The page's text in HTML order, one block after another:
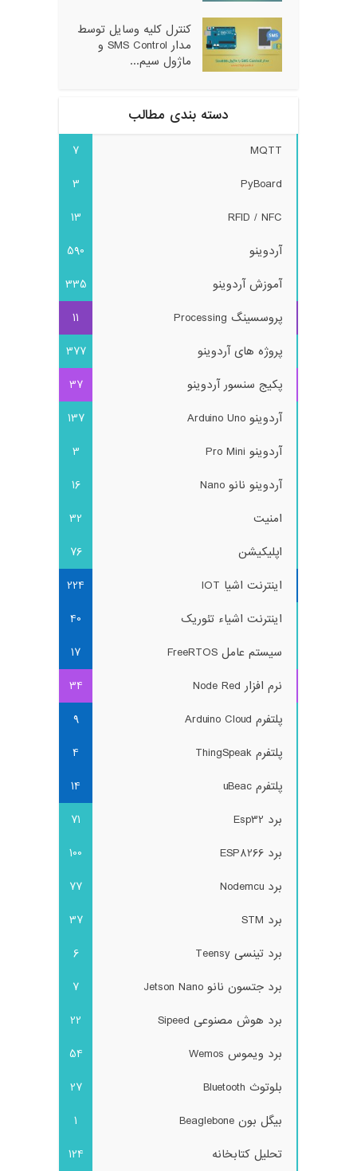
کنترل کلیه وسایل توسط
مدار SMS Control و
ماژول سیم...
دسته بندی مطالب
MQTT
7
PyBoard
3
RFID / NFC
13
آردوینو
590
آموزش آردوینو
335
پروسسینگ Processing
11
پروژه های آردوینو
377
پکیج سنسور آردوینو
37
آردوینو Arduino Uno
137
آردوینو Pro Mini
3
آردوینو نانو Nano
16
امنیت
32
اپلیکیشن
76
اینترنت اشیا IOT
224
اینترنت اشیاء تئوریک
40
سیستم عامل FreeRTOS
17
نرم افزار Node Red
34
پلتفرم Arduino Cloud
9
پلتفرم ThingSpeak
4
پلتفرم uBeac
14
برد Esp32
71
برد ESP8266
100
برد Nodemcu
77
برد STM
37
برد تینسی Teensy
6
برد جتسون نانو Jetson Nano
7
برد هوش مصنوعی Sipeed
22
برد ویموس Wemos
54
بلوتوث Bluetooth
27
بیگل بون Beaglebone
1
تحلیل کتابخانه
124